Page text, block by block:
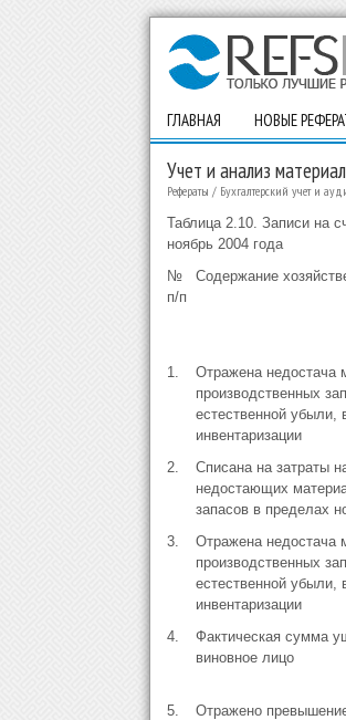
ГЛАВНАЯ НОВЫЕ
Учет и анализ
Рефераты / Бухгалтерский учет и
Таблица 2.10. Записи на
ноябрь 2004 года
№
п/п
Содержание
1.
Отражена недостача
производственных
естественной убыли,
инвентаризации
2.
Списана на затраты
недостающих
запасов в пределах
3.
Отражена недостача
производственных
естественной убыли,
инвентаризации
4.
Фактическая сумма
виновное лицо
5.
Отражено